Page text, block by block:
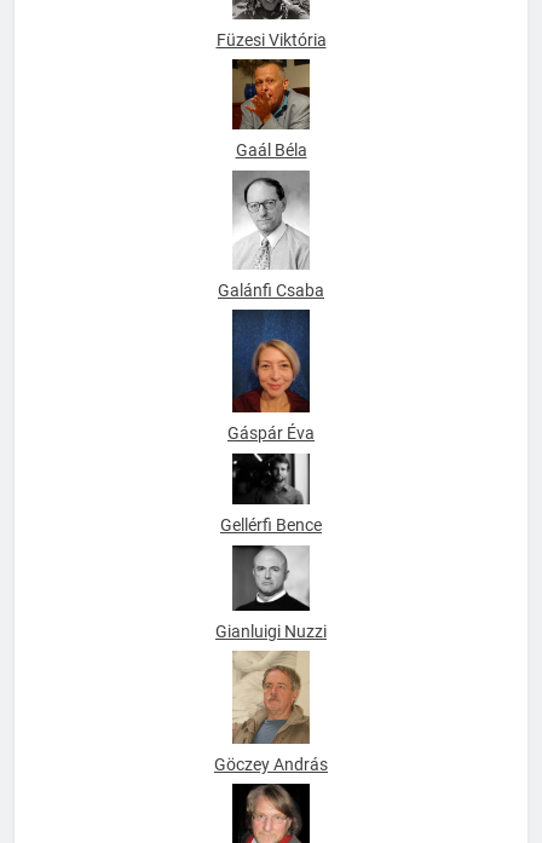
Füzesi Viktória
Gaál Béla
Galánfi Csaba
Gáspár Éva
Gellérfi Bence
Gianluigi Nuzzi
Göczey András